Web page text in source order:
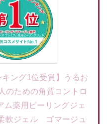
キング1位受賞】うるお
のための角質コントロ
ム薬用ピーリングジェ
軟ジェル ゴマージュ